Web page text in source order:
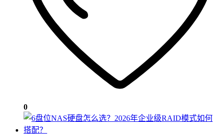
0